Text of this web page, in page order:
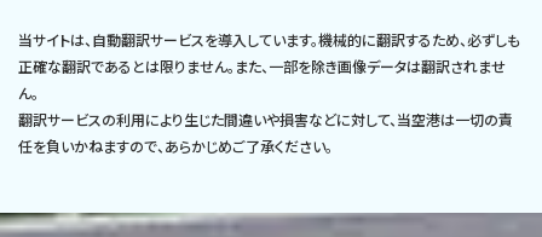
当サイトは、自動翻訳サービスを導入しています。機械的に翻訳するため、必ずしも
正確な翻訳であるとは限りません。また、一部を除き画像データは翻訳されませ
ん。
翻訳サービスの利用により生じた間違いや損害などに対して、当空港は一切の責
任を負いかねますので、あらかじめご了承ください。